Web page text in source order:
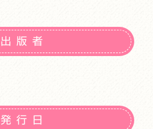
出版者
発行日